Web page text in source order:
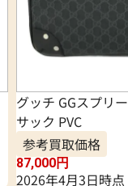
グッチ GGスプリ
サック PVC
参考買取価格
87,000円
2026年4月3日時点